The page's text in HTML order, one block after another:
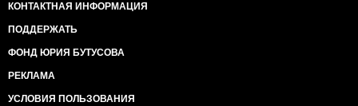
КОНТАКТНАЯ ИНФОРМАЦИЯ
ПОДДЕРЖАТЬ
ФОНД ЮРИЯ БУТУСОВА
РЕКЛАМА
УСЛОВИЯ ПОЛЬЗОВАНИЯ